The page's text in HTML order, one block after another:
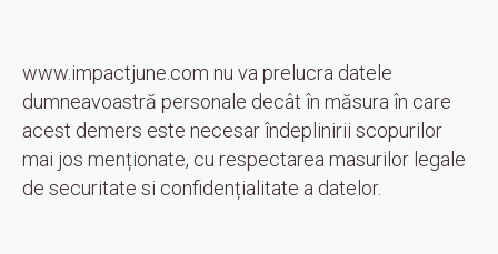
www.impactjune.com nu va prelucra datele
dumneavoastră personale decât în măsura în care
acest demers este necesar îndeplinirii scopurilor
mai jos menționate, cu respectarea masurilor legale
de securitate si confidențialitate a datelor.